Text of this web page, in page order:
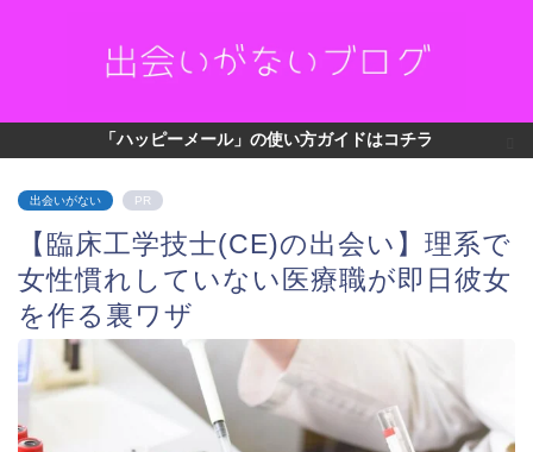
「ハッピーメール」の使い方ガイドはコチラ
出会いがない PR
【臨床工学技士(CE)の出会い】理系で
女性慣れしていない医療職が即日彼女
を作る裏ワザ